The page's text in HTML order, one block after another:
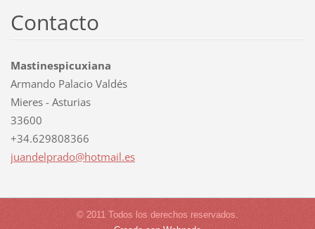
Contacto
Mastinespicuxiana
Armando Palacio Valdés
Mieres - Asturias
33600
+34.629808366
juandelprado@hotmail.es
© 2011 Todos los derechos reservados.